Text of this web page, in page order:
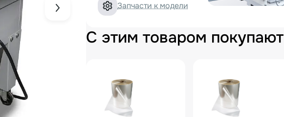
Запчасти к модели
С этим товаром покупают